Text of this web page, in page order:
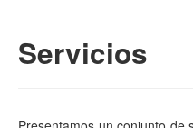
Servicios